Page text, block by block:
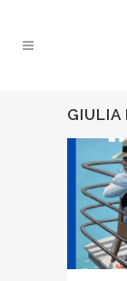
GIULIA